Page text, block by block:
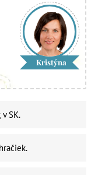
Kristýna
v SK.